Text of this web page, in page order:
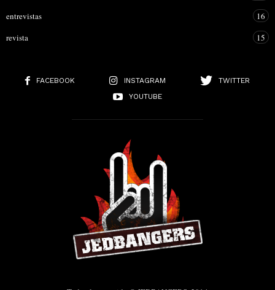
entrevistas
16
revista
15
FACEBOOK INSTAGRAM
TWITTER
YOUTUBE